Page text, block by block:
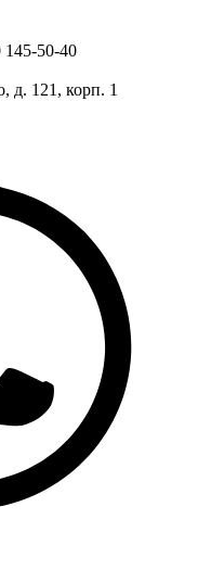
145-50-40
д. 121, корп. 1